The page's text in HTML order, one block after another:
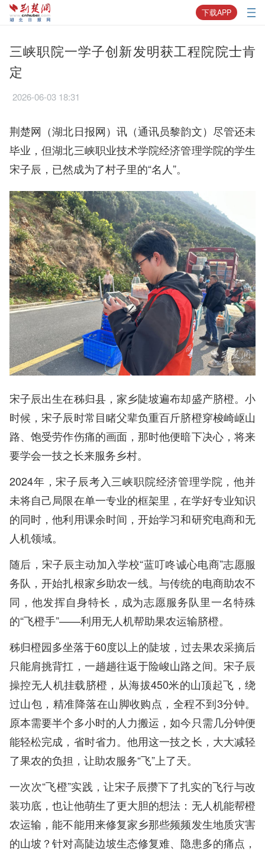
下载APP
三峡职院一学子创新发明获工程院院士肯
定
2026-06-03 18:31
荆楚网（湖北日报网）讯（通讯员黎韵文）尽管还未
毕业，但湖北三峡职业技术学院经济管理学院的学生
宋子辰，已然成为了村子里的“名人”。
宋子辰出生在秭归县，家乡陡坡遍布却盛产脐橙。小
时候，宋子辰时常目睹父辈负重百斤脐橙穿梭崎岖山
路、饱受劳作伤痛的画面，那时他便暗下决心，将来
要学会一技之长来服务乡村。
2024年，宋子辰考入三峡职院经济管理学院，他并
未将自己局限在单一专业的框架里，在学好专业知识
的同时，他利用课余时间，开始学习和研究电商和无
人机领域。
随后，宋子辰主动加入学校“蓝叮咚诚心电商”志愿服
务队，开始扎根家乡助农一线。与传统的电商助农不
同，他发挥自身特长，成为志愿服务队里一名特殊
的“飞橙手”——利用无人机帮助果农运输脐橙。
秭归橙园多坐落于60度以上的陡坡，过去果农采摘后
只能肩挑背扛，一趟趟往返于险峻山路之间。宋子辰
操控无人机挂载脐橙，从海拔450米的山顶起飞，绕
过山包，精准降落在山脚收购点，全程不到3分钟。
原本需要半个多小时的人力搬运，如今只需几分钟便
能轻松完成，省时省力。他用这一技之长，大大减轻
了果农的负担，让助农服务“飞”上了天。
一次次“飞橙”实践，让宋子辰攒下了扎实的飞行与改
装功底，也让他萌生了更大胆的想法：无人机能帮橙
农运输，能不能用来修复家乡那些频频发生地质灾害
的山坡？针对高陡边坡生态修复难、隐患多的痛点，